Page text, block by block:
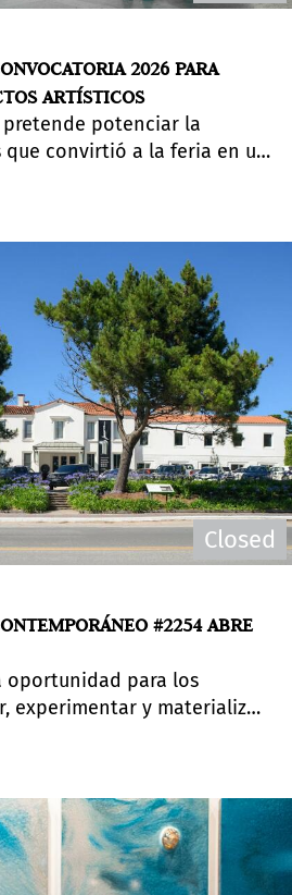
2026 PARA
ARTÍSTICOS
potenciar la
convirtió a la feria en un
Closed
#2254 ABRE
oportunidad para los
experimentar y materializar